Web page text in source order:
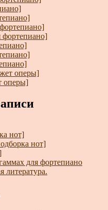
оперы]
оперы]
нот]
нот]
для фортепиано